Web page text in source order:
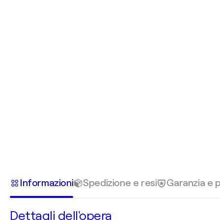
Informazioni Spedizione e resi Garanzia e
Dettagli dell'opera